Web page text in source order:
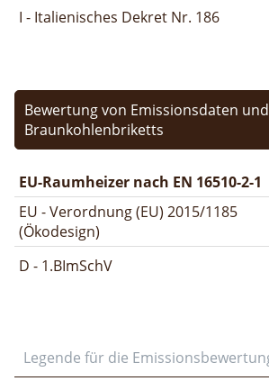
I - Italienisches Dekret Nr. 186
Bewertung von Emissionsdaten
Braunkohlenbriketts
EU-Raumheizer nach EN 16510-2-1
EU - Verordnung (EU) 2015/1185
(Ökodesign)
D - 1.BImSchV
Legende für die